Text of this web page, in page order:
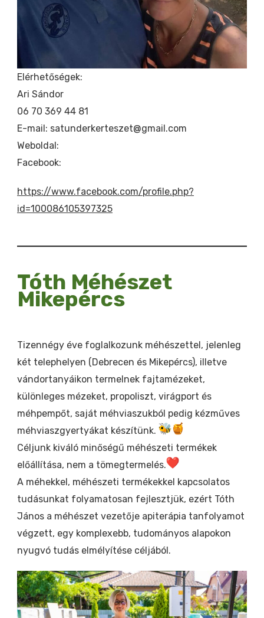
Elérhetőségek:
Ari Sándor
06 70 369 44 81
E-mail: satunderkerteszet@gmail.com
Weboldal:
Facebook:
https://www.facebook.com/profile.php?
id=100086105397325
Tóth Méhészet
Mikepércs
Tizennégy éve foglalkozunk méhészettel, jelenleg
két telephelyen (Debrecen és Mikepércs), illetve
vándortanyáikon termelnek fajtamézeket,
különleges mézeket, propoliszt, virágport és
méhpempőt, saját méhviaszukból pedig kézműves
méhviaszgyertyákat készítünk.
Céljunk kiváló minőségű méhészeti termékek
előállítása, nem a tömegtermelés.
A méhekkel, méhészeti termékekkel kapcsolatos
tudásunkat folyamatosan fejlesztjük, ezért Tóth
János a méhészet vezetője apiterápia tanfolyamot
végzett, egy komplexebb, tudományos alapokon
nyugvó tudás elmélyítése céljából.